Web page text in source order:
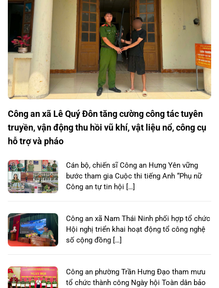
Công an xã Lê Quý Đôn tăng cường công tác tuyên
truyền, vận động thu hồi vũ khí, vật liệu nổ, công cụ
hỗ trợ và pháo
Cán bộ, chiến sĩ Công an Hưng Yên vững
bước tham gia Cuộc thi tiếng Anh “Phụ nữ
Công an tự tin hội […]
Công an xã Nam Thái Ninh phối hợp tổ chức
Hội nghị triển khai hoạt động tổ công nghệ
số cộng đồng […]
Công an phường Trần Hưng Đạo tham mưu
tổ chức thành công Ngày hội Toàn dân bảo